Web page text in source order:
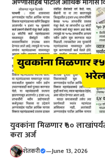
युवकांना मिळणार ₹५०
करा अर्ज
शेतकरी —June 13, 2026